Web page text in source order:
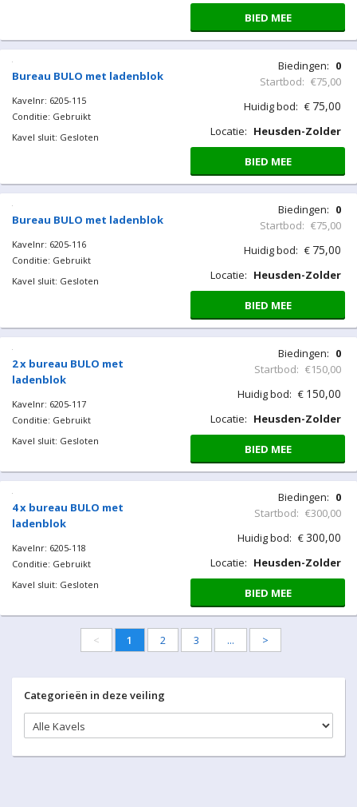
BIED MEE
Bureau BULO met ladenblok
Kavelnr: 6205-115
Conditie: Gebruikt
Kavel sluit: Gesloten
Biedingen: 0
Startbod: €75,00
Huidig bod: € 75,00
Locatie: Heusden-Zolder
BIED MEE
Bureau BULO met ladenblok
Kavelnr: 6205-116
Conditie: Gebruikt
Kavel sluit: Gesloten
Biedingen: 0
Startbod: €75,00
Huidig bod: € 75,00
Locatie: Heusden-Zolder
BIED MEE
2 x bureau BULO met
ladenblok
Kavelnr: 6205-117
Conditie: Gebruikt
Kavel sluit: Gesloten
Biedingen: 0
Startbod: €150,00
Huidig bod: € 150,00
Locatie: Heusden-Zolder
BIED MEE
4 x bureau BULO met
ladenblok
Kavelnr: 6205-118
Conditie: Gebruikt
Kavel sluit: Gesloten
Biedingen: 0
Startbod: €300,00
Huidig bod: €300,00
Locatie: Heusden-Zolder
BIED MEE
< 1 2 3 ... >
Categorieën in deze veiling